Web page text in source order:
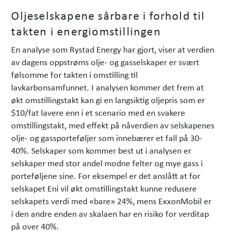
Oljeselskapene sårbare i forhold til
takten i energiomstillingen
En analyse som Rystad Energy har gjort, viser at verdien
av dagens oppstrøms olje- og gasselskaper er svært
følsomme for takten i omstilling til
lavkarbonsamfunnet. I analysen kommer det frem at
økt omstillingstakt kan gi en langsiktig oljepris som er
$10/fat lavere enn i et scenario med en svakere
omstillingstakt, med effekt på nåverdien av selskapenes
olje- og gassporteføljer som innebærer et fall på 30-
40%. Selskaper som kommer best ut i analysen er
selskaper med stor andel modne felter og mye gass i
porteføljene sine. For eksempel er det anslått at for
selskapet Eni vil økt omstillingstakt kunne redusere
selskapets verdi med «bare» 24%, mens ExxonMobil er
i den andre enden av skalaen har en risiko for verditap
på over 40%.